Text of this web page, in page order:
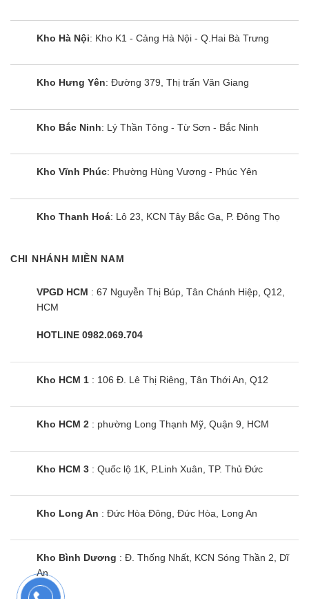
Google TV Coocaa QLED 65 inch
Tivi Coocaa 55V75 | 55 inch 4K QD-
Kho Hà Nội: Kho K1 - Cảng Hà Nội - Q.Hai Bà Trưng
Kho Hưng Yên: Đường 379, Thị trấn Văn Giang
Kho Bắc Ninh: Lý Thần Tông - Từ Sơn - Bắc Ninh
Kho Vĩnh Phúc: Phường Hùng Vương - Phúc Yên
Kho Thanh Hoá: Lô 23, KCN Tây Bắc Ga, P. Đông Thọ
CHI NHÁNH MIỀN NAM
VPGD HCM : 67 Nguyễn Thị Búp, Tân Chánh Hiệp, Q12,
HCM
HOTLINE 0982.069.704
Kho HCM 1 : 106 Đ. Lê Thị Riêng, Tân Thới An, Q12
Kho HCM 2 : phường Long Thạnh Mỹ, Quận 9, HCM
Kho HCM 3 : Quốc lộ 1K, P.Linh Xuân, TP. Thủ Đức
Kho Long An : Đức Hòa Đông, Đức Hòa, Long An
Kho Bình Dương : Đ. Thống Nhất, KCN Sóng Thần 2, Dĩ
An